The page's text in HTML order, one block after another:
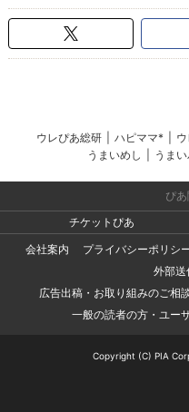
ウレぴあ総研 ハピママ*
うまいめし
うま
ぴ
チケットぴあ
会社案内
プライバシーポリシ
外部送
広告出稿・お取り組みのご相
一般の読者の方・ユー
Copyright (C) PIA